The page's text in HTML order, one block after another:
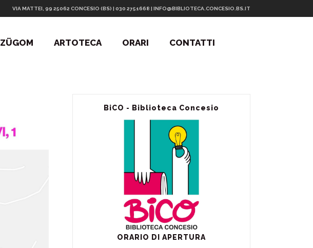
VIA MATTEI, 99 25062 CONCESIO (BS) | 030 2751668 | INFO@BIBLIOTECA.CONCESIO.BS.IT
ZÜGOM ARTOTECA ORARI CONTATTI
BiCO - Biblioteca Concesio
ORARIO DI APERTURA